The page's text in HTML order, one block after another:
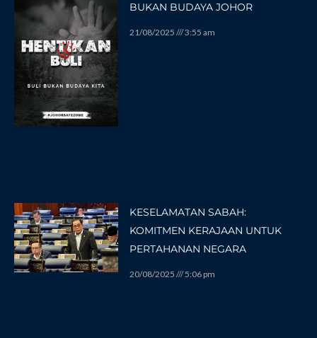
BUKAN BUDAYA JOHOR
21/08/2025 3:55 am
KESELAMATAN SABAH:
KOMITMEN KERAJAAN UNTUK
PERTAHANAN NEGARA
20/08/2025 5:06 pm